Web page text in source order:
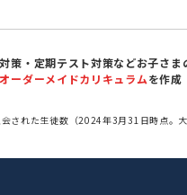
策・定期テスト対策などお子さま
オーダーメイドカリキュラムを作成
された生徒数（2024年3月31日時点。